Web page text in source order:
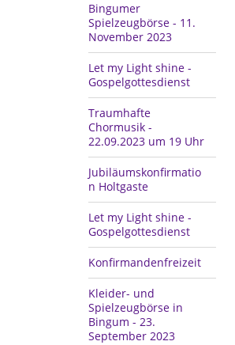
Bingumer
Spielzeugbörse - 11.
November 2023
Let my Light shine -
Gospelgottesdienst
Traumhafte
Chormusik -
22.09.2023 um 19 Uhr
Jubiläumskonfirmatio
n Holtgaste
Let my Light shine -
Gospelgottesdienst
Konfirmandenfreizeit
Kleider- und
Spielzeugbörse in
Bingum - 23.
September 2023